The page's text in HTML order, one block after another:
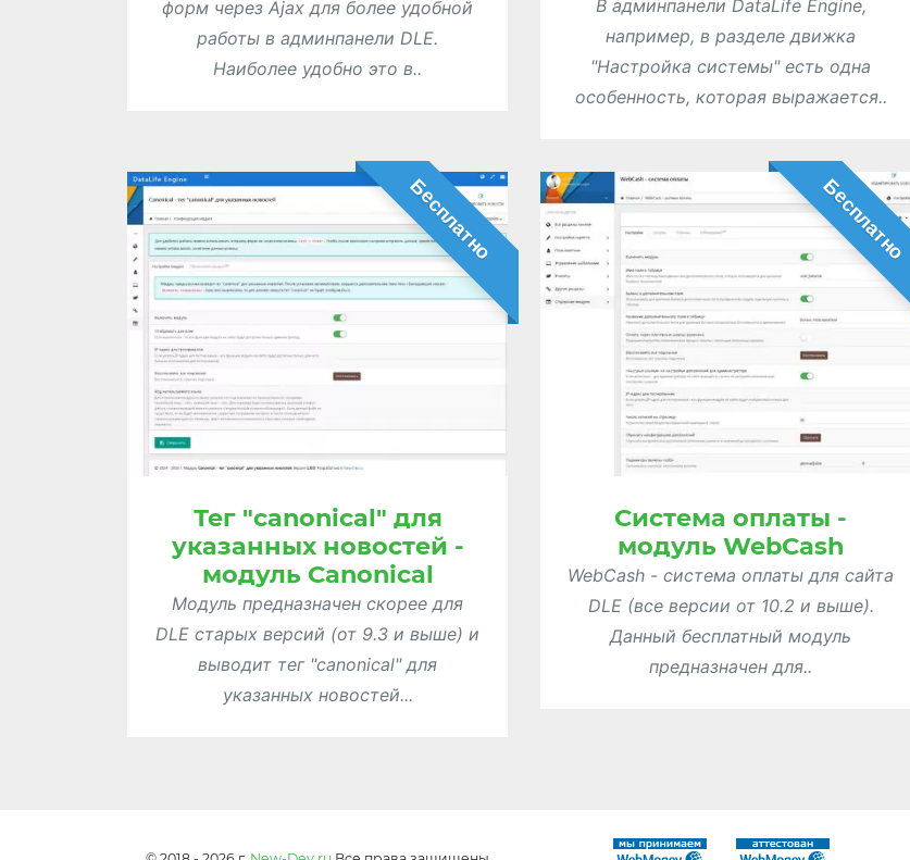
форм через Ajax для более удобной
работы в админпанели DLE.
Наиболее удобно это в..
В админпанели DataLife Engine,
например, в разделе движка
"Настройка системы" есть одна
особенность, которая выражается..
Бесплатно
Тег "canonical" для
указанных новостей -
модуль Canonical
Модуль предназначен скорее для
DLE старых версий (от 9.3 и выше) и
выводит тег "canonical" для
указанных новостей...
Бесплатно
Система оплаты -
модуль WebCash
WebCash - система оплаты для сайта
DLE (все версии от 10.2 и выше).
Данный бесплатный модуль
предназначен для..